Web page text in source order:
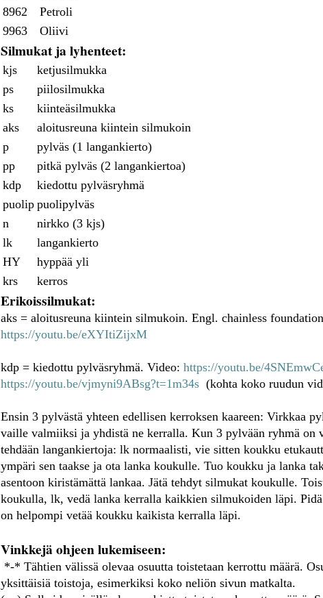
8962
Petroli
9963
Oliivi
Silmukat ja lyhenteet:
kjs
ketjusilmukka
ps
piilosilmukka
ks
kiinteäsilmukka
aks
aloitusreuna kiintein silmukoin
p
pylväs (1 langankierto)
pp
pitkä pylväs (2 langankiertoa)
kdp
kiedottu pylväsryhmä
puolip puolipylväs
n
nirkko (3 kjs)
lk
langankierto
HY
hyppää yli
krs
kerros
Erikoissilmukat:
aks = aloitusreuna kiintein silmukoin. Engl. chainless
https://youtu.be/eXYItiZijxM
kdp = kiedottu pylväsryhmä. Video: https://youtu.be/
https://youtu.be/vjmyni9ABsg?t=1m34s (kohta koko ruudun
Ensin 3 pylvästä yhteen edellisen kerroksen kaareen: Virkkaa
vaille valmiiksi ja yhdistä ne kerralla. Kun 3 pylvään ryhmä on
tehdään langankiertoja: lk normaalisti, vie sitten koukku
ympäri sen taakse ja ota lanka koukulle. Tuo koukku ja lanka
asentoon kiristämättä lankaa. Jätä tehdyt silmukat koukulle.
koukulla, lk, vedä lanka kerralla kaikkien silmukoiden läpi.
on helpompi vetää koukku kaikista kerralla läpi.
Vinkkejä ohjeen lukemiseen:
*-* Tähtien välissä olevaa osuutta toistetaan kerrottu määrä.
yksittäisiä toistoja, esimerkiksi koko neliön sivun matkalta.